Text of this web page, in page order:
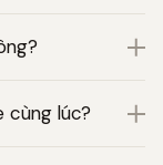
cùng lúc?